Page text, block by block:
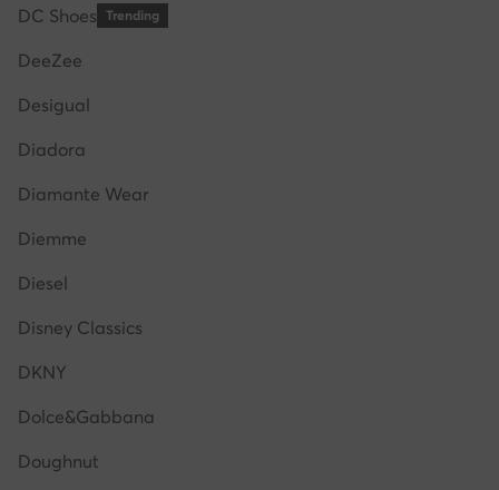
DC Shoes Trending
DeeZee
Desigual
Diadora
Diamante Wear
Diemme
Diesel
Disney Classics
DKNY
Dolce&Gabbana
Doughnut